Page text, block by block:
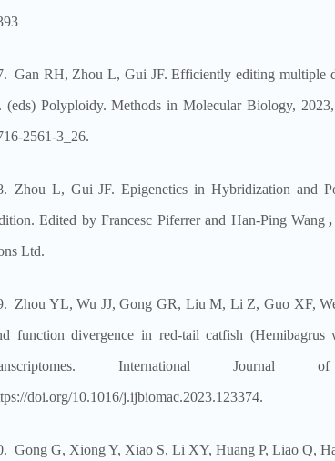
Gan RH, Zhou L, Gui JF. Efficiently editing multiple
(eds) Polyploidy. Methods in Molecular Biology,
2561-3_26.
Zhou L, Gui JF. Epigenetics in Hybridization and
Edited by Francesc Piferrer and Han-Ping
Ltd.
Zhou YL, Wu JJ, Gong GR, Liu M, Li Z, Guo XF,
function divergence in red-tail catfish (Hemibagrus
International Journal
doi.org/10.1016/j.ijbiomac.2023.123374.
Gong G, Xiong Y, Xiao S, Li XY, Huang P, Liao Q,